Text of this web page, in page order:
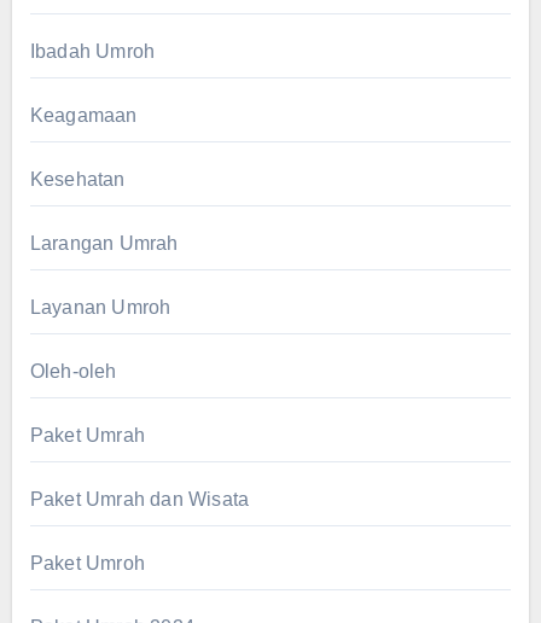
Ibadah Umroh
Keagamaan
Kesehatan
Larangan Umrah
Layanan Umroh
Oleh-oleh
Paket Umrah
Paket Umrah dan Wisata
Paket Umroh